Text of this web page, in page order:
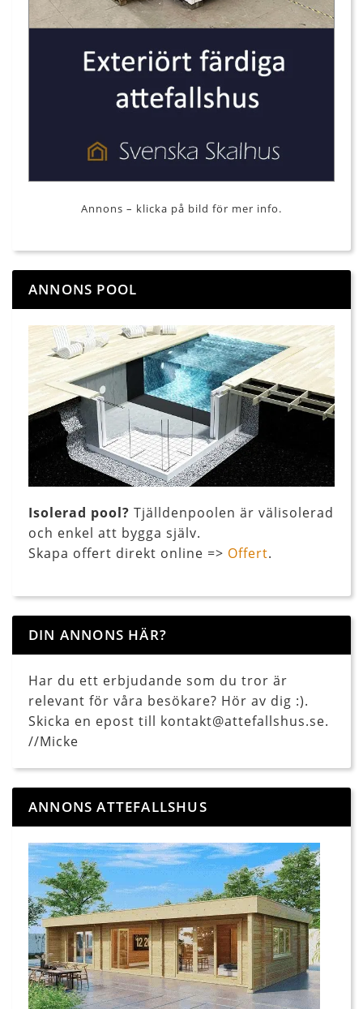
Annons – klicka på bild för mer info.
ANNONS POOL
Isolerad pool? Tjälldenpoolen är välisolerad
och enkel att bygga själv.
Skapa offert direkt online => Offert.
DIN ANNONS HÄR?
Har du ett erbjudande som du tror är
relevant för våra besökare? Hör av dig :).
Skicka en epost till kontakt@attefallshus.se.
//Micke
ANNONS ATTEFALLSHUS